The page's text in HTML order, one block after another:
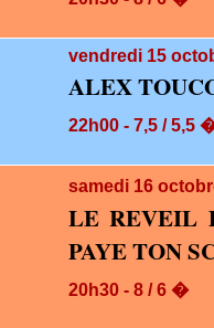
vendredi 15
ALEX
22h00 - 7,5 / 5,5
samedi 16
LE REVEIL
PAYE TON
20h30 - 8 / 6 �